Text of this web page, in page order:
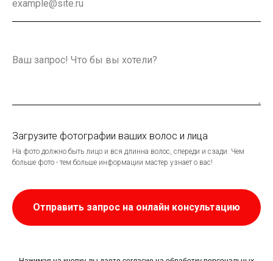
Загрузите фотографии ваших волос и лица
На фото должно быть лицо и вся длинна волос, спереди и сзади. Чем
больше фото - тем больше информации мастер узнает о вас!
Отправить запрос на онлайн консультацию